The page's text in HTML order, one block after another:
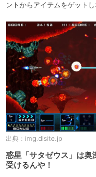
ントからアイテムをゲット
出典： img.dlsite.jp
惑星「サタゼウス」は奥
受けるんや！